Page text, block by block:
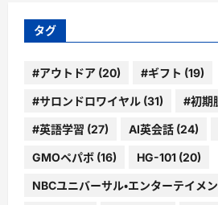
ブ
タグ
#アウトドア (20) #ギフト (19)
#サロンドロワイヤル (31) #初期
#英語学習 (27) AI英会話 (24)
GMOペパボ (16) HG-101 (20)
NBCユニバーサル・エンターテイメ